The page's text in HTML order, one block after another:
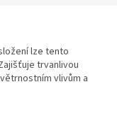
lze tento
trvanlivou
vlivům a